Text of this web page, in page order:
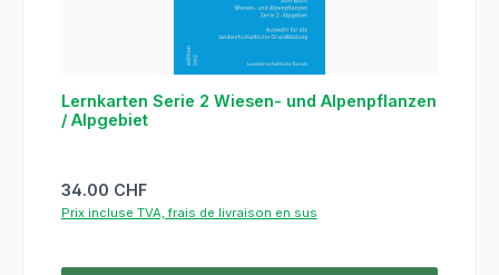
Lernkarten Serie 2 Wiesen- und Alpenpflanzen
/ Alpgebiet
Prix régulier :
34.00 CHF
Prix incluse TVA, frais de livraison en sus